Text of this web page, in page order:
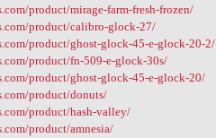
product/mirage-farm-fresh-frozen/
product/calibro-glock-27/
product/ghost-glock-45-e-glock-20-2/
product/fn-509-e-glock-30s/
product/ghost-glock-45-e-glock-20/
product/donuts/
product/hash-valley/
product/amnesia/